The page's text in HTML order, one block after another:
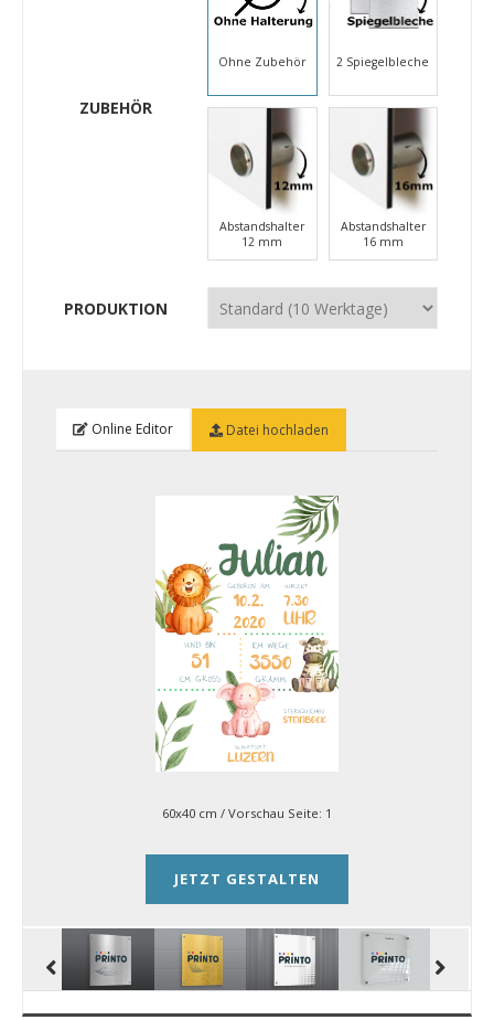
ZUBEHÖR
Ohne Zubehör 2 Spiegelbleche
Abstandshalter
12 mm
Abstandshalter
16 mm
PRODUKTION
Online Editor Datei hochladen
60x40 cm / Vorschau Seite: 1
JETZT GESTALTEN